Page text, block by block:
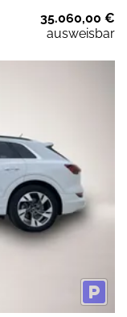
35.060,00 €
ausweisbar